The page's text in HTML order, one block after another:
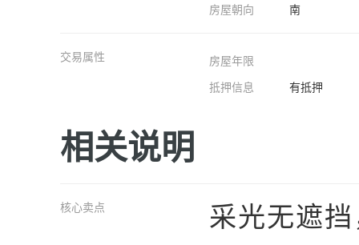
房屋朝向 南
交易属性
房屋年限
抵押信息
有抵押
相关说明
核心卖点
采光无遮